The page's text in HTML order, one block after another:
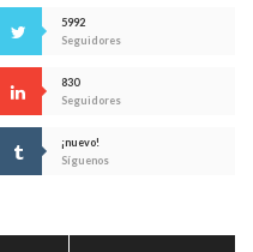
5992
Seguidores
830
Seguidores
¡nuevo!
Síguenos